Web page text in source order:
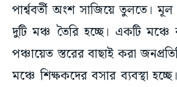
পার্শ্ববর্তী অংশ সাজিয়ে তুলতে।
দুটি মঞ্চ তৈরি হচ্ছে। একটি
পঞ্চায়েত স্তরের বাছাই করা
মঞ্চে শিক্ষকদের বসার ব্যবস্থা